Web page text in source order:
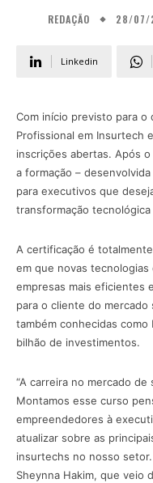
REDAÇÃO 28/07/
Linkedin
Com início previsto para o
Profissional em Insurtech
inscrições abertas. Após
a formação –
para executivos que
transformação
A certificação é
em que novas
empresas mais eficientes
para o cliente do mercado
também conhecidas como
bilhão de investimentos.
“A carreira no mercado
Montamos esse curso
empreendedores à
atualizar sobre as
insurtechs no nosso
Sheynna Hakim, que veio